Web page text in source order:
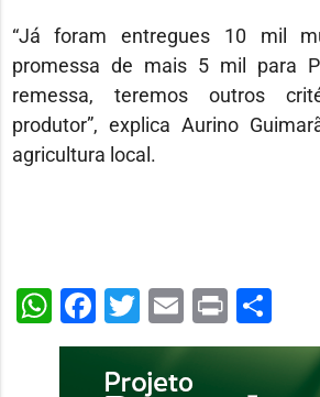
“Já foram entregues 10 mil
promessa de mais 5 mil para
remessa, teremos outros
produtor”, explica Aurino
agricultura local.
WhatsApp
Facebook
Twitter
Email
Print